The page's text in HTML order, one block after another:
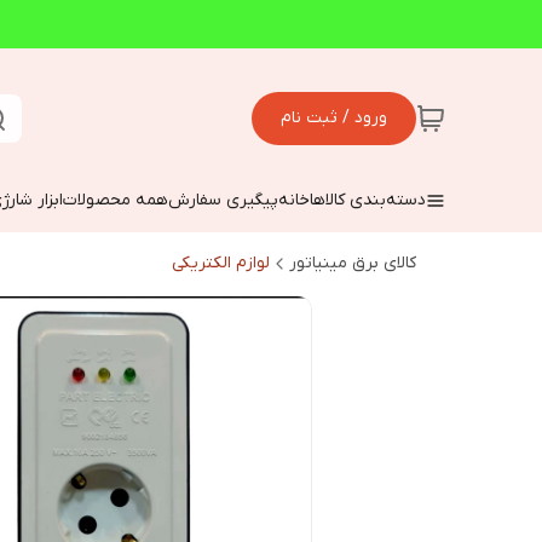
ورود / ثبت نام
دسته‌بندی کالاهاخانهپیگیری سفارشهمه محصولاتابزار
کالای برق مینیاتور لوازم الکتریکی